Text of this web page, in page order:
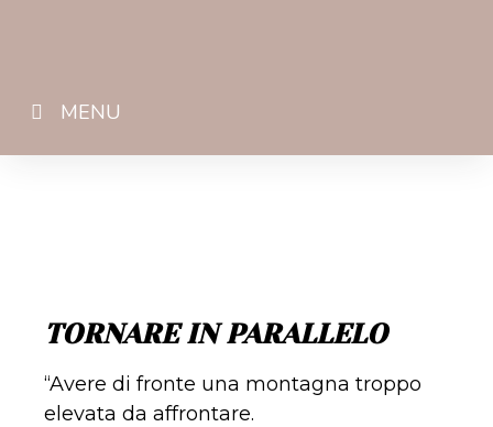
MENU
TORNARE IN PARALLELO
“Avere di fronte una montagna troppo
elevata da affrontare.